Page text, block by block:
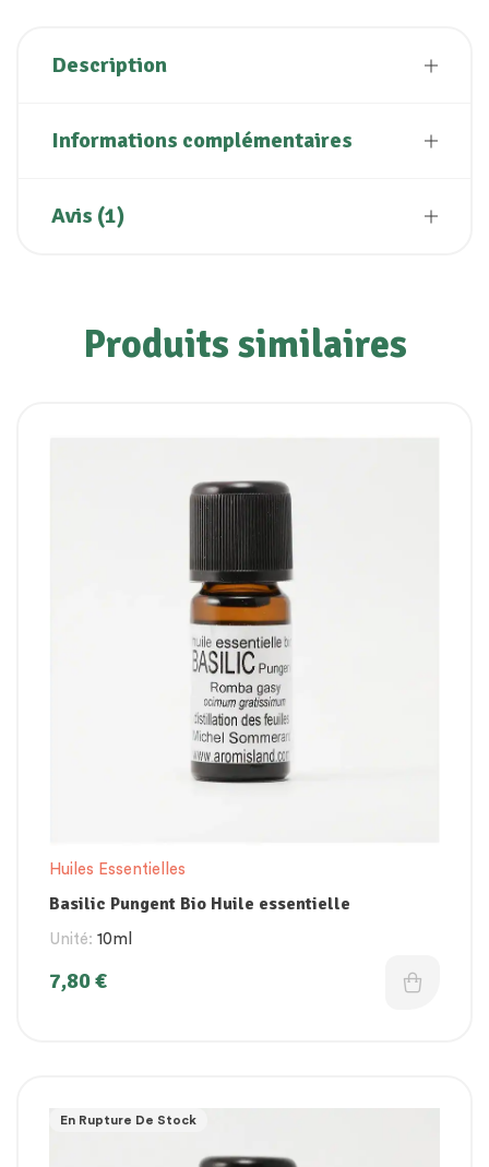
Description
Informations complémentaires
Avis (1)
Produits similaires
Huiles Essentielles
Basilic Pungent Bio Huile essentielle
Unité: 10ml
7,80€
En Rupture De Stock